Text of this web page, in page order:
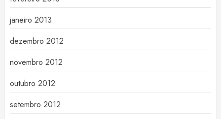
janeiro 2013
dezembro 2012
novembro 2012
outubro 2012
setembro 2012